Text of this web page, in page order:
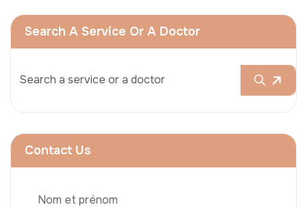
Search A Service Or A Doctor
Contact Us